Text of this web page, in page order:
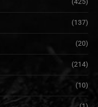
(137)
(20)
(214)
(10)